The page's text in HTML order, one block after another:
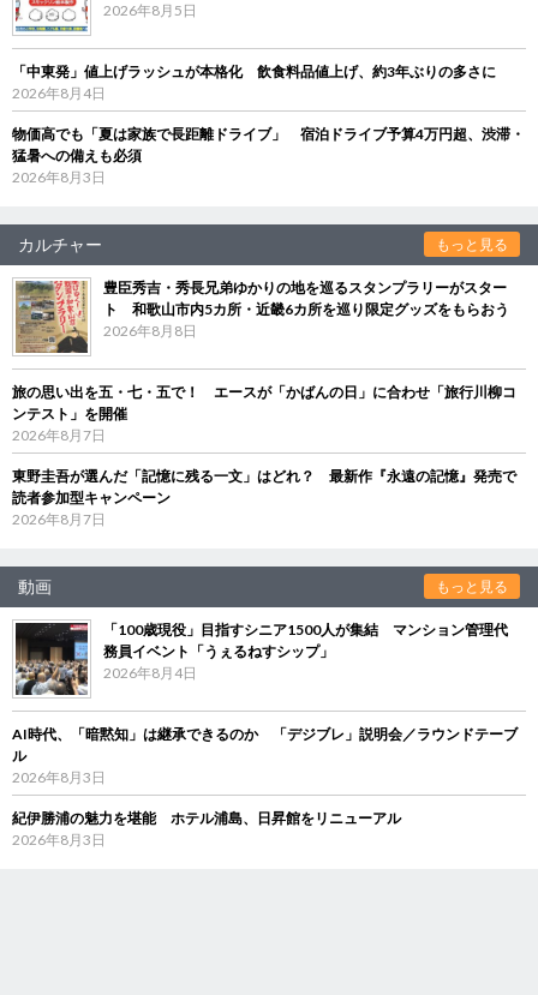
2026年8月5日
「中東発」値上げラッシュが本格化 飲食料品値上げ、約3年ぶりの多さに
2026年8月4日
物価高でも「夏は家族で長距離ドライブ」 宿泊ドライブ予算4万円超、渋滞・
猛暑への備えも必須
2026年8月3日
カルチャー もっと見る
豊臣秀吉・秀長兄弟ゆかりの地を巡るスタンプラリーがスター
ト 和歌山市内5カ所・近畿6カ所を巡り限定グッズをもらおう
2026年8月8日
旅の思い出を五・七・五で！ エースが「かばんの日」に合わせ「旅行川柳コ
ンテスト」を開催
2026年8月7日
東野圭吾が選んだ「記憶に残る一文」はどれ？ 最新作『永遠の記憶』発売で
読者参加型キャンペーン
2026年8月7日
動画 もっと見る
「100歳現役」目指すシニア1500人が集結 マンション管理代
務員イベント「うぇるねすシップ」
2026年8月4日
AI時代、「暗黙知」は継承できるのか 「デジブレ」説明会／ラウンドテーブ
ル
2026年8月3日
紀伊勝浦の魅力を堪能 ホテル浦島、日昇館をリニューアル
2026年8月3日